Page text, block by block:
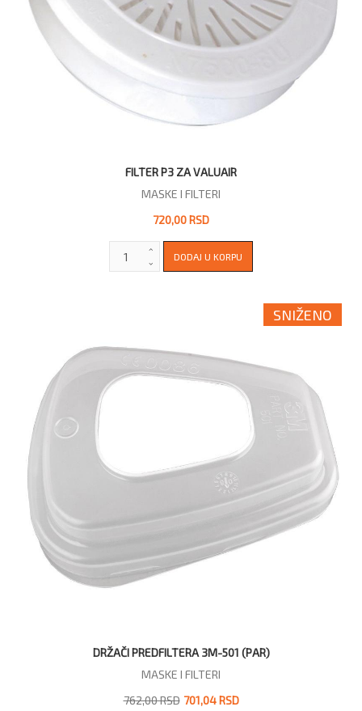
FILTER P3 ZA VALUAIR
MASKE I FILTERI
720,00 RSD
SNIŽENO
DRŽAČI PREDFILTERA 3M-501 (PAR)
MASKE I FILTERI
762,00 RSD 701,04 RSD